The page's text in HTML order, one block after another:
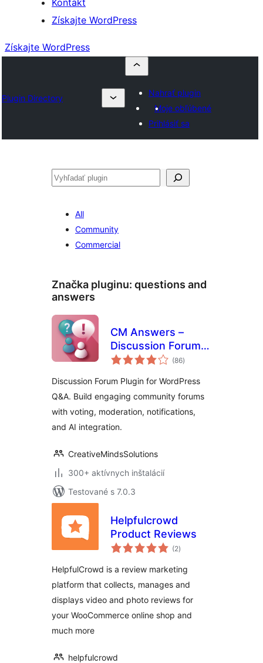
Kontakt
Získajte WordPress
Získajte WordPress
Plugin Directory
Nahrať plugin
Moje obľúbené
Prihlásiť sa
Hľadať
All
Community
Commercial
Značka pluginu: questions and
answers
CM Answers –
Discussion Forum
Plugin for
(86celkové
hodnotenie
)
Discussion Forum Plugin for WordPress
Q&A. Build engaging community forums
with voting, moderation, notifications,
and AI integration.
CreativeMindsSolutions
300+ aktívnych inštalácií
Testované s 7.0.3
Helpfulcrowd
Product Reviews
(2celkové
hodnotenie
)
HelpfulCrowd is a review marketing
platform that collects, manages and
displays video and photo reviews for
your WooCommerce online shop and
much more
helpfulcrowd